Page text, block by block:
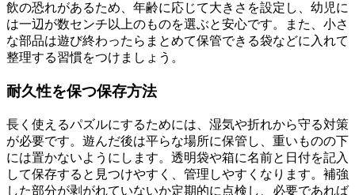
飲の恐れがあるため、年齢に応じて大きさを設定し、幼児に
は一辺が数センチ以上のものを選ぶと安心です。また、小さ
な部品は遊び終わったらまとめて保管できる袋などに入れて
整理する習慣をつけましょう。
耐久性を保つ保存方法
長く使えるパズルにするためには、湿気や折れから守る対策
が必要です。遊んだ後は平らな場所に保管し、重いものの下
には置かないようにします。透明袋や箱に名前と日付を記入
して保存すると見つけやすく、管理しやすくなります。補強
した部分が剥がれていないか定期的に点検し、必要であれば